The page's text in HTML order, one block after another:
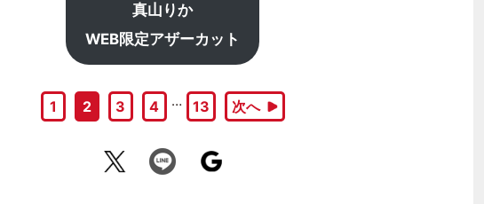
真山りか
WEB限定アザーカット
1 2 3 4 … 13 次へ